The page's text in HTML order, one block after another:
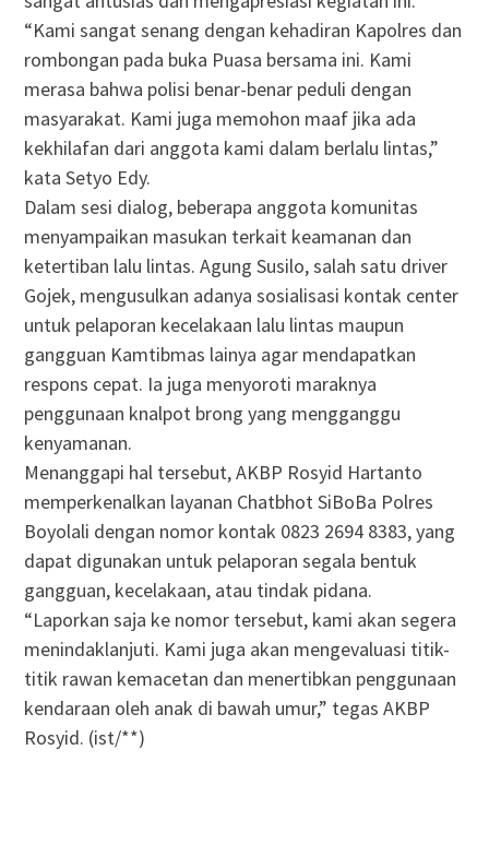
“Kami sangat senang dengan kehadiran Kapolres dan
rombongan pada buka Puasa bersama ini. Kami
merasa bahwa polisi benar-benar peduli dengan
masyarakat. Kami juga memohon maaf jika ada
kekhilafan dari anggota kami dalam berlalu lintas,”
kata Setyo Edy.
Dalam sesi dialog, beberapa anggota komunitas
menyampaikan masukan terkait keamanan dan
ketertiban lalu lintas. Agung Susilo, salah satu driver
Gojek, mengusulkan adanya sosialisasi kontak center
untuk pelaporan kecelakaan lalu lintas maupun
gangguan Kamtibmas lainya agar mendapatkan
respons cepat. Ia juga menyoroti maraknya
penggunaan knalpot brong yang mengganggu
kenyamanan.
Menanggapi hal tersebut, AKBP Rosyid Hartanto
memperkenalkan layanan Chatbhot SiBoBa Polres
Boyolali dengan nomor kontak 0823 2694 8383, yang
dapat digunakan untuk pelaporan segala bentuk
gangguan, kecelakaan, atau tindak pidana.
“Laporkan saja ke nomor tersebut, kami akan segera
menindaklanjuti. Kami juga akan mengevaluasi titik-
titik rawan kemacetan dan menertibkan penggunaan
kendaraan oleh anak di bawah umur,” tegas AKBP
Rosyid. (ist/**)